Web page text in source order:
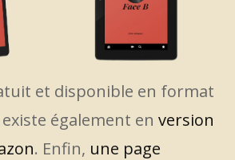
et disponible en format
existe également en version
. Enfin, une page